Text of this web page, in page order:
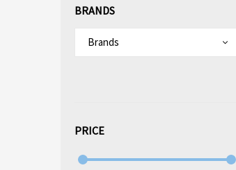
BRANDS
Brands
PRICE